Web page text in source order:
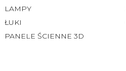
LAMPY
ŁUKI
PANELE ŚCIENNE 3D